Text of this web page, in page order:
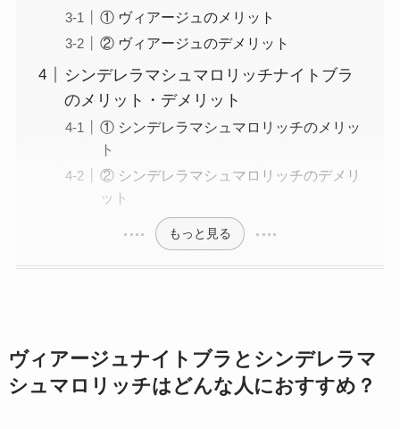
① ヴィアージュのメリット
② ヴィアージュのデメリット
シンデレラマシュマロリッチナイトブラ
のメリット・デメリット
① シンデレラマシュマロリッチのメリッ
ト
② シンデレラマシュマロリッチのデメリ
ット
もっと見る
ヴィアージュナイトブラとシンデレラマ
シュマロリッチはどんな人におすすめ？